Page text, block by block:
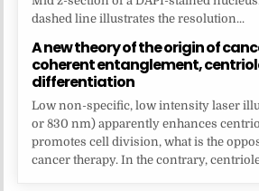
dashed line illustrates the resolution...
A new theory of the origin of
coherent entanglement,
differentiation
Low non-specific, low intensity laser
or 830 nm) apparently enhances
promotes cell division, what is the
cancer therapy. In the contrary,